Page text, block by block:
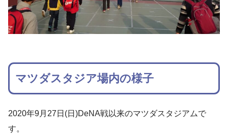
マツダスタジア場内の様子
2020年9月27日(日)DeNA戦以来のマツダスタジアムで
す。